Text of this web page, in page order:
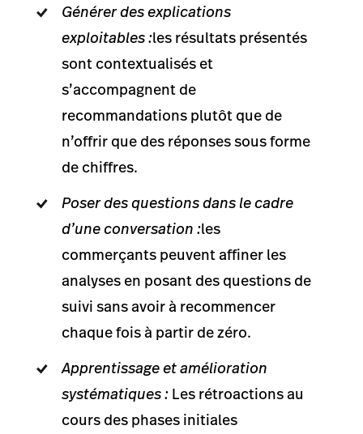
Générer des explications
exploitables :les résultats présentés
sont contextualisés et
s’accompagnent de
recommandations plutôt que de
n’offrir que des réponses sous forme
de chiffres.
Poser des questions dans le cadre
d’une conversation :les
commerçants peuvent affiner les
analyses en posant des questions de
suivi sans avoir à recommencer
chaque fois à partir de zéro.
Apprentissage et amélioration
systématiques : Les rétroactions au
cours des phases initiales